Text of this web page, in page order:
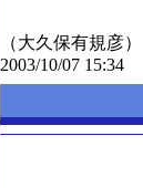
（大久保有規彦）
2003/10/07 15:34